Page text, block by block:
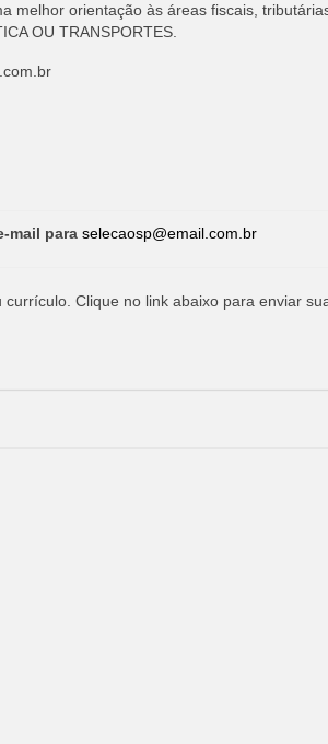
melhor orientação às áreas fiscais,
OU TRANSPORTES.
mail para selecaosp@email.com.br
Clique no link abaixo para enviar